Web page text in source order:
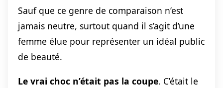
Sauf que ce genre de comparaison n’est
jamais neutre, surtout quand il s’agit d’une
femme élue pour représenter un idéal public
de beauté.
Le vrai choc n’était pas la coupe. C’était le